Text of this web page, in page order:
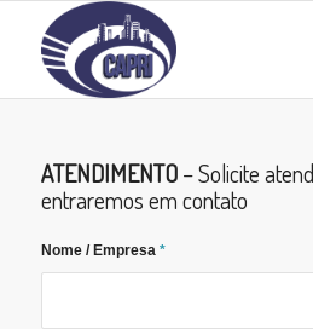
ATENDIMENTO– Solicite
entraremos em contato
Nome / Empresa *